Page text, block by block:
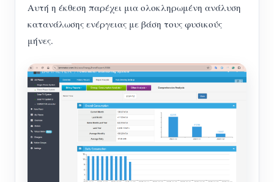
Αυτή η έκθεση παρέχει μια ολοκληρωμένη ανάλυση
κατανάλωσης ενέργειας με βάση τους φυσικούς
μήνες.